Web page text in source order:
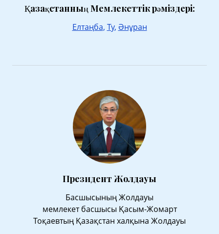
Қазақстанның Мемлекеттік рәміздері:
Елтаңба, Ту, Әнұран
Президент Жолдауы
Басшысының Жолдауы
мемлекет басшысы Қасым-Жомарт
Тоқаевтың Қазақстан халқына Жолдауы